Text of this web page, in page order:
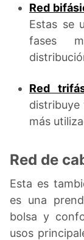
Red
Estas se
fases
Red
distribuye
más
Red de
Esta es
es una
bolsa y
usos